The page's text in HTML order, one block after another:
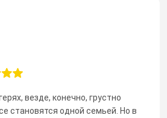
везде, конечно, грустно
становятся одной семьей. Но в